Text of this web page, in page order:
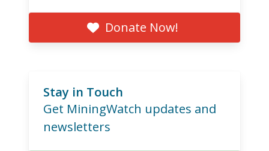
Donate Now!
Stay in Touch
Get MiningWatch updates and
newsletters